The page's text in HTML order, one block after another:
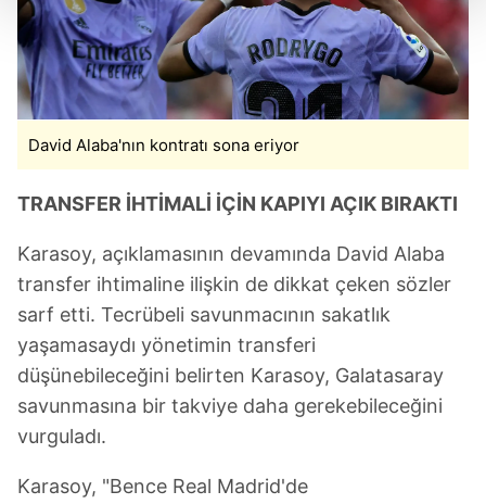
Her halükârda, kullanıcılar, bu çerezlere izin vermedikleri
takdirde, kullanıcılara hedefli reklamlar
gösterilmeyecektir."
Sizlere daha iyi bir hizmet sunabilmek için İnternet
Sitemizde kendimize ve üçüncü kişilere ait çerezler
kullanılmaktadır. Bu çerezler vasıtasıyla çeşitli kişisel
toplumu hizmetlerinin sunulması amacıyla
kullanılmaktadır. Diğer çerezler, sitemizin daha işlevsel
kılınması ve kişiselleştirilmesi ve sizlere yönelik
reklam/pazarlama faaliyetlerinin yapılması, amaçlarıyla
sınırlı olarak açık rızanız dahilinde kullanılacaktır.
Çerezlere ilişkin tercihlerinizi aşağıda yer alan panel
vasıtasıyla belirleyebilirsiniz. Çerezlere ilişkin detaylı bilgi
Metnimizi ziyaret edebilirsiniz.
David Alaba'nın kontratı sona eriyor
TRANSFER İHTİMALİ İÇİN KAPIYI AÇIK BIRAKTI
Karasoy, açıklamasının devamında David Alaba
transfer ihtimaline ilişkin de dikkat çeken sözler
sarf etti. Tecrübeli savunmacının sakatlık
yaşamasaydı yönetimin transferi
düşünebileceğini belirten Karasoy, Galatasaray
savunmasına bir takviye daha gerekebileceğini
vurguladı.
Karasoy, "Bence Real Madrid'de